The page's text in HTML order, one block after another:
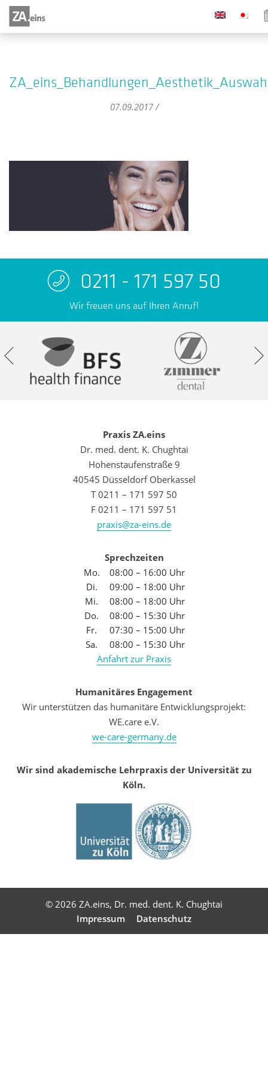
07.09.2017 /
0211 - 171 597 50
Wir freuen uns auf Ihren Anruf!
Praxis ZA.eins
Dr. med. dent. K. Chughtai
Hohenstaufenstraße 9
40545 Düsseldorf Oberkassel
T 0211 – 171 597 50
F 0211 – 171 597 51
praxis@za-eins.de
Sprechzeiten
Mo.
08:00 – 16:00 Uhr
Di.
09:00 – 18:00 Uhr
Mi.
08:00 – 18:00 Uhr
Do.
08:00 – 15:30 Uhr
Fr.
07:30 – 15:00 Uhr
Sa.
08:00 – 15:30 Uhr
Anfahrt zur Praxis
Humanitäres Engagement
Wir unterstützen das humanitäre Entwicklungsprojekt:
WE.care e.V.
we-care-germany.de
Wir sind akademische Lehrpraxis der Universität zu
Köln.
© 2026 ZA.eins, Dr. med. dent. K. Chughtai
Impressum
Datenschutz